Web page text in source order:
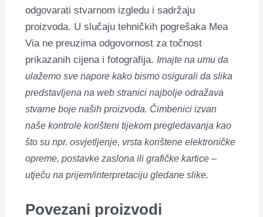
odgovarati stvarnom izgledu i sadržaju
proizvoda. U slučaju tehničkih pogrešaka Mea
Via ne preuzima odgovornost za točnost
prikazanih cijena i fotografija. Imajte na umu da
ulažemo sve napore kako bismo osigurali da slika
predstavljena na web stranici najbolje odražava
stvarne boje naših proizvoda. Čimbenici izvan
naše kontrole korišteni tijekom pregledavanja kao
što su npr. osvjetljenje, vrsta korištene elektroničke
opreme, postavke zaslona ili grafičke kartice –
utječu na prijem/interpretaciju gledane slike.
Povezani proizvodi